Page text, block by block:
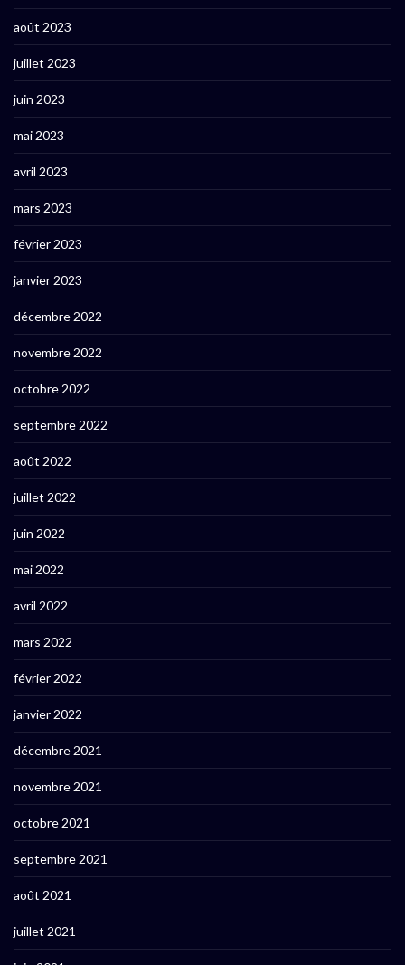
août 2023
juillet 2023
juin 2023
mai 2023
avril 2023
mars 2023
février 2023
janvier 2023
décembre 2022
novembre 2022
octobre 2022
septembre 2022
août 2022
juillet 2022
juin 2022
mai 2022
avril 2022
mars 2022
février 2022
janvier 2022
décembre 2021
novembre 2021
octobre 2021
septembre 2021
août 2021
juillet 2021